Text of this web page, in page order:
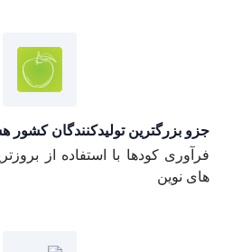
جزو بزرگترین تولیدکنندگان کشور
فرآوری کودها با استفاده از
های نوین